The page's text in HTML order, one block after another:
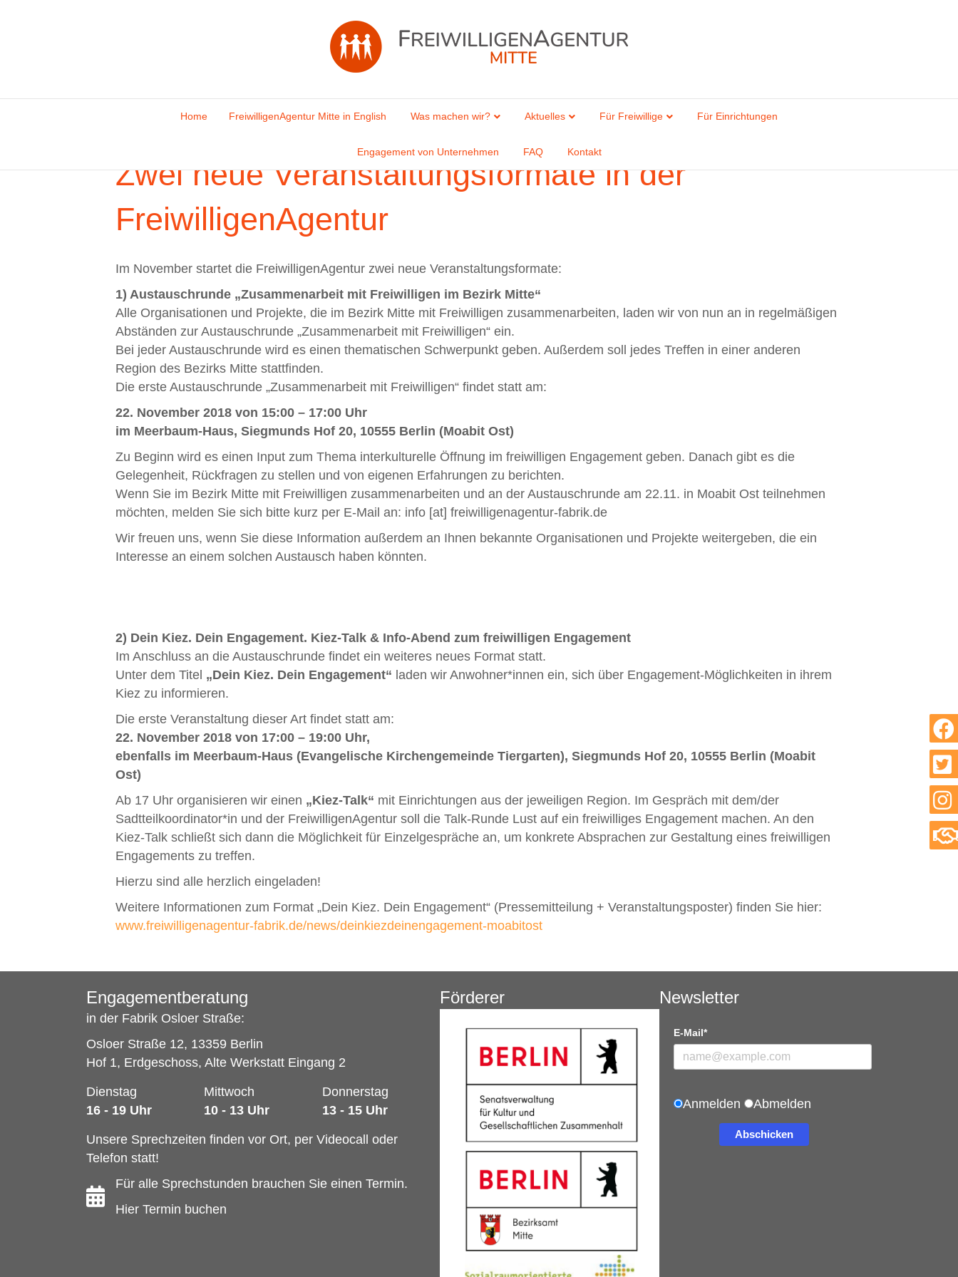
Home FreiwilligenAgentur Mitte in English Was machen wir? Aktuelles Für Freiwillige Für Einrichtungen
Engagement von Unternehmen FAQ Kontakt
Zwei neue Veranstaltungsformate in der
FreiwilligenAgentur
Im November startet die FreiwilligenAgentur zwei neue Veranstaltungsformate:
1) Austauschrunde „Zusammenarbeit mit Freiwilligen im Bezirk Mitte“
Alle Organisationen und Projekte, die im Bezirk Mitte mit Freiwilligen zusammenarbeiten, laden wir von nun an in regelmäßigen
Abständen zur Austauschrunde „Zusammenarbeit mit Freiwilligen“ ein.
Bei jeder Austauschrunde wird es einen thematischen Schwerpunkt geben. Außerdem soll jedes Treffen in einer anderen
Region des Bezirks Mitte stattfinden.
Die erste Austauschrunde „Zusammenarbeit mit Freiwilligen“ findet statt am:
22. November 2018 von 15:00 – 17:00 Uhr
im Meerbaum-Haus, Siegmunds Hof 20, 10555 Berlin (Moabit Ost)
Zu Beginn wird es einen Input zum Thema interkulturelle Öffnung im freiwilligen Engagement geben. Danach gibt es die
Gelegenheit, Rückfragen zu stellen und von eigenen Erfahrungen zu berichten.
Wenn Sie im Bezirk Mitte mit Freiwilligen zusammenarbeiten und an der Austauschrunde am 22.11. in Moabit Ost teilnehmen
möchten, melden Sie sich bitte kurz per E-Mail an: info [at] freiwilligenagentur-fabrik.de
Wir freuen uns, wenn Sie diese Information außerdem an Ihnen bekannte Organisationen und Projekte weitergeben, die ein
Interesse an einem solchen Austausch haben könnten.
2) Dein Kiez. Dein Engagement. Kiez-Talk & Info-Abend zum freiwilligen Engagement
Im Anschluss an die Austauschrunde findet ein weiteres neues Format statt.
Unter dem Titel „Dein Kiez. Dein Engagement“ laden wir Anwohner*innen ein, sich über Engagement-Möglichkeiten in ihrem
Kiez zu informieren.
Die erste Veranstaltung dieser Art findet statt am:
22. November 2018 von 17:00 – 19:00 Uhr,
ebenfalls im Meerbaum-Haus (Evangelische Kirchengemeinde Tiergarten), Siegmunds Hof 20, 10555 Berlin (Moabit
Ost)
Ab 17 Uhr organisieren wir einen „Kiez-Talk“ mit Einrichtungen aus der jeweiligen Region. Im Gespräch mit dem/der
Sadtteilkoordinator*in und der FreiwilligenAgentur soll die Talk-Runde Lust auf ein freiwilliges Engagement machen. An den
Kiez-Talk schließt sich dann die Möglichkeit für Einzelgespräche an, um konkrete Absprachen zur Gestaltung eines freiwilligen
Engagements zu treffen.
Hierzu sind alle herzlich eingeladen!
Weitere Informationen zum Format „Dein Kiez. Dein Engagement“ (Pressemitteilung + Veranstaltungsposter) finden Sie hier:
www.freiwilligenagentur-fabrik.de/news/deinkiezdeinengagement-moabitost
Engagementberatung
in der Fabrik Osloer Straße:
Osloer Straße 12, 13359 Berlin
Hof 1, Erdgeschoss, Alte Werkstatt Eingang 2
Dienstag
16 - 19 Uhr
Mittwoch
10 - 13 Uhr
Donnerstag
13 - 15 Uhr
Unsere Sprechzeiten finden vor Ort, per Videocall oder
Telefon statt!
Für alle Sprechstunden brauchen Sie einen Termin.
Hier Termin buchen
Förderer Newsletter
E-Mail*
Anmelden Abmelden
Abschicken